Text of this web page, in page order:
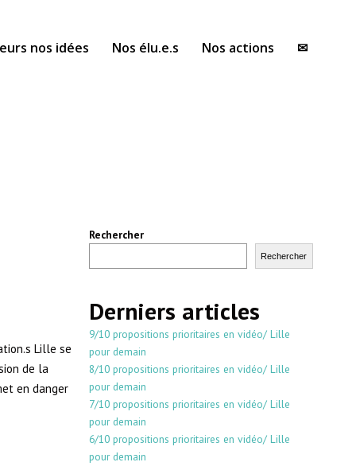
nos idées Nos élu.e.s Nos actions ✉
Lille se
de la
en danger
Rechercher
Rechercher
Derniers articles
9/10 propositions prioritaires en vidéo/ Lille
pour demain
8/10 propositions prioritaires en vidéo/ Lille
pour demain
7/10 propositions prioritaires en vidéo/ Lille
pour demain
6/10 propositions prioritaires en vidéo/ Lille
pour demain